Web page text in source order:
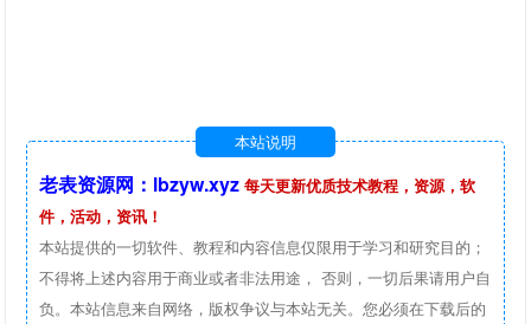
本站说明
老表资源网：lbzyw.xyz 每天更新优质技术教程，资源，软
件，活动，资讯！
本站提供的一切软件、教程和内容信息仅限用于学习和研究目的；
不得将上述内容用于商业或者非法用途， 否则，一切后果请用户自
负。本站信息来自网络，版权争议与本站无关。您必须在下载后的